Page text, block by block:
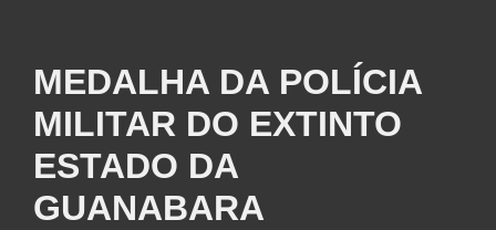
MEDALHA DA POLÍCIA
MILITAR DO EXTINTO
ESTADO DA
GUANABARA